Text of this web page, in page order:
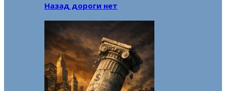
Назад дороги нет